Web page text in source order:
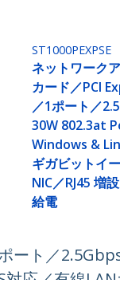
ST1000PEXPSE
ネットワーク
カード／PCI
／1ポート／
30W 802.3at
Windows &
ギガビットイ
NIC／RJ45 増
給電
ート／
応／有線